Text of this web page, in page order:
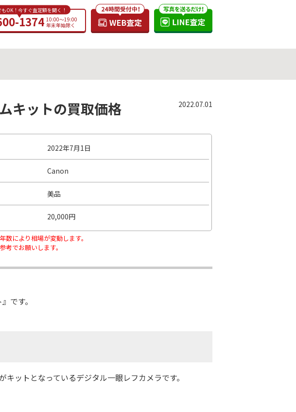
OK！今すぐ査定額を聞く！
1374 10:00～19:00
年末年始除く
キットの買取価格 2022.07.01
2022年7月1日
Canon
美品
20,000円
により相場が変動します。
でお願いします。
です。
ットとなっているデジタル一眼レフカメラです。